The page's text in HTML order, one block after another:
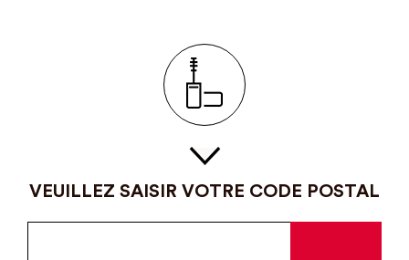
VEUILLEZ SAISIR VOTRE CODE POSTAL